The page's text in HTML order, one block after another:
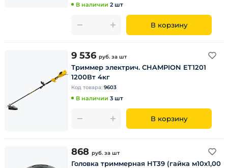
В наличии 2 шт
В корзину
9 536 руб. за шт
Триммер электрич. CHAMPION ET1201
1200Вт 4кг
Код товара: 9603
В наличии 3 шт
В корзину
868 руб. за шт
Головка триммерная НТ39 (гайка м10х1,00